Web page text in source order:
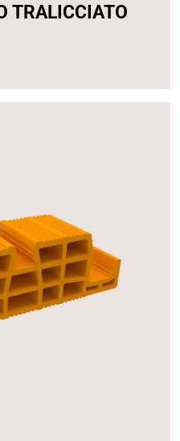
TRALICCIATO